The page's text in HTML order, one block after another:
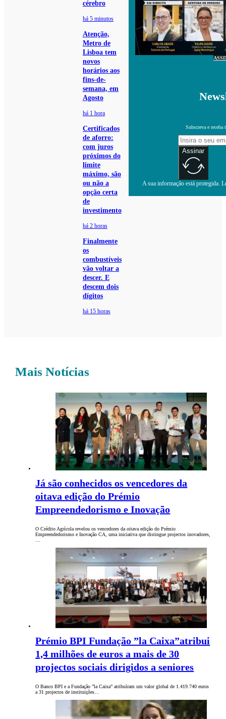
cérebro
há 5 minutos
Atenção,
Metro de
Lisboa tem
novos
horários aos
fins-de-
semana, em
Agosto
há 1 hora
Certificados
de aforro:
com juros
próximos do
limite
máximo, são
ou não a
opção certa
de
investimento
há 2 horas
Finalmente
os
combustíveis
vão voltar a
descer. E
descem dois
dígitos
há 15 horas
Subscreva e receba
Assinar
A sua informação está protegida.
Mais Notícias
Já são conhecidos os vencedores da
oitava edição do Prémio
Empreendedorismo e Inovação
O Crédito Agrícola revelou os vencedores da oitava edição do Prémio
Empreendedorismo e Inovação CA, uma iniciativa que distingue projectos inovadores,
…
Prémio BPI Fundação ”la Caixa”atribui
1,4 milhões de euros a mais de 30
projectos sociais dirigidos a seniores
O Banco BPI e a Fundação ”la Caixa” atribuíram um valor global de 1.419.740 euros
a 31 projectos de instituições…